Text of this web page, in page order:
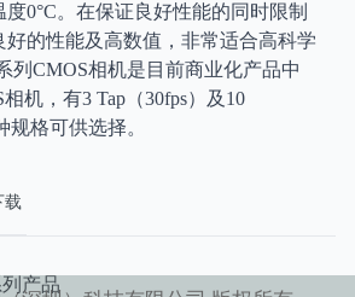
产品
0°C。在保证良好性能的同时限制
好的性能及高数值，非常适合高科学
列CMOS相机是目前商业化产品中
机，有3 Tap（30fps）及10
规格可供选择。
载